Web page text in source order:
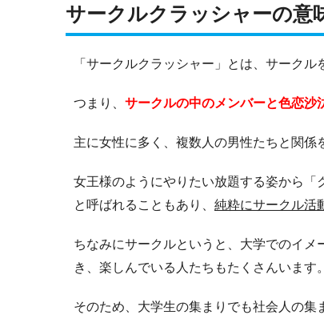
サークルクラッシャーの意
「サークルクラッシャー」とは、サーク
つまり、 サークルの中のメンバーと色恋沙
主に女性に多く、複数人の男性たちと関係
女王様のようにやりたい放題する姿から「
と呼ばれることもあり、 純粋にサークル活
ちなみにサークルというと、大学でのイ
き、楽しんでいる人たちもたくさんいます。
そのため、大学生の集まりでも社会人の